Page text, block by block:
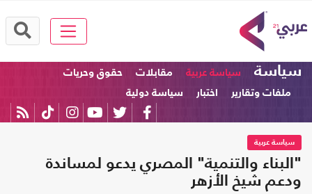
سياسة سياسة عربية مقابلات
حقوق وحريات
ملفات وتقارير
اختبار سياسة دولية
سياسة عربية
"البناء والتنمية" المصري يدعو لمساندة
ودعم شيخ الأزهر